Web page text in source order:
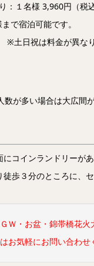
：１名様 3,960円（税込
で宿泊可能です。
祝は料金が異なりま
数が多い場合は大広間
コインランドリーがあ
歩３分のところに、
Ｗ・お盆・錦帯橋花火
お気軽にお問い合わせ